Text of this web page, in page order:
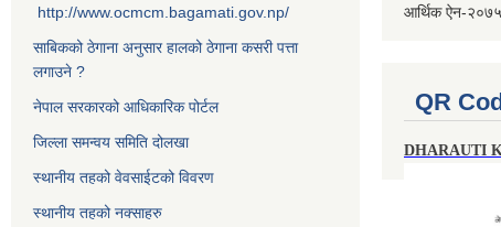
http://www.ocmcm.bagamati.gov.np/
साबिकको ठेगाना अनुसार हालको ठेगाना कसरी पत्ता
लगाउने ?
नेपाल सरकारको आधिकारिक पोर्टल
जिल्ला समन्वय समिति दोलखा
स्थानीय तहको वेवसाईटको विवरण
स्थानीय तहको नक्साहरु
आर्थिक ऐन-
QR
DHARAUTI